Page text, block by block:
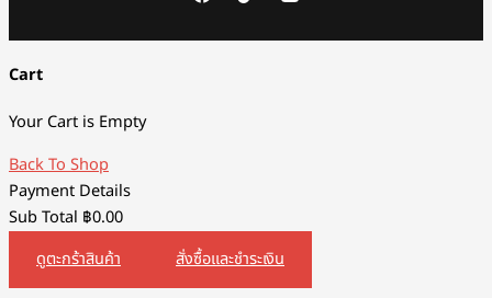
Cart
Your Cart is Empty
Back To Shop
Payment Details
Sub Total ฿0.00
ดูตะกร้าสินค้า
สั่งซื้อและชำระเงิน